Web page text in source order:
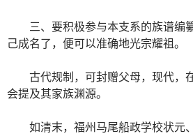
三、要积极参与本支系的族谱编
己成名了，便可以准确地光宗耀祖。
古代规制，可封赠父母，现代，
会提及其家族渊源。
如清末，福州马尾船政学校状元